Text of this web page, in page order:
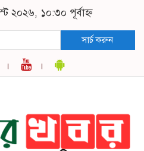
২০২৬, ১০:৩০ পূর্বাহ্ন
সার্চ করুন